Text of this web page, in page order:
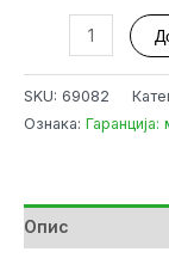
Projector
TH575i
15000:1
Full
SKU: 69082
Ознака: Гаранција:
Опис